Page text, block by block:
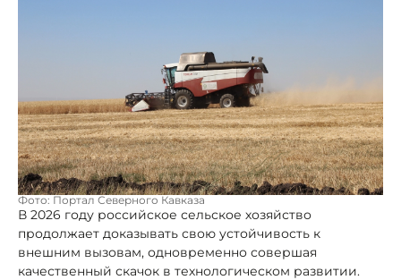
Фото: Портал Северного Кавказа
В 2026 году российское сельское хозяйство
продолжает доказывать свою устойчивость к
внешним вызовам, одновременно совершая
качественный скачок в технологическом развитии.